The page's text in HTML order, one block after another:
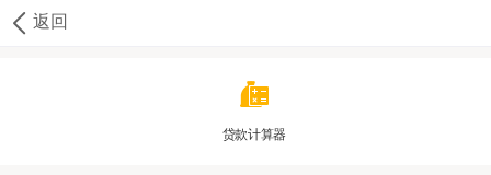
返回
贷款计算器